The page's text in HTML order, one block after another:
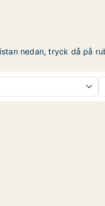
nedan, tryck då på